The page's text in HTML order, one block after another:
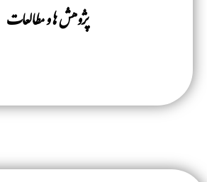
پژوهش ها و مطالعات